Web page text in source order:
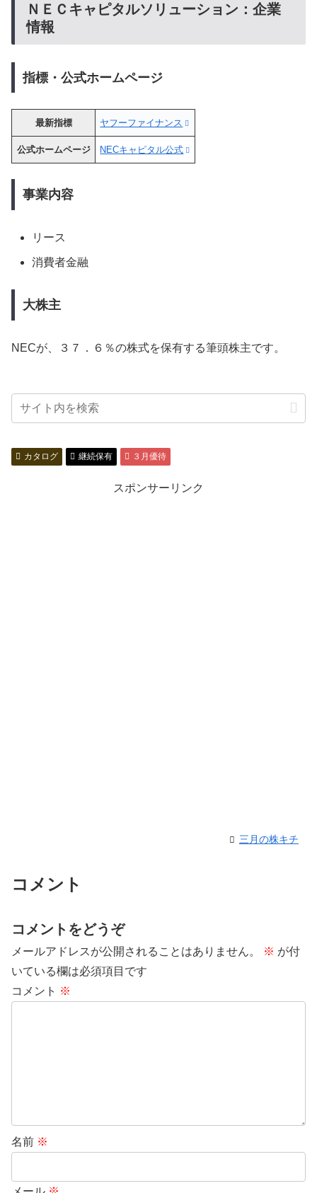
ＮＥＣキャピタルソリューション：企業
情報
指標・公式ホームページ
最新指標 ヤフーファイナンス
公式ホームページ NECキャピタル公式
事業内容
リース
消費者金融
大株主
NECが、３７．６％の株式を保有する筆頭株主です。
カタログ 継続保有 ３月優待
スポンサーリンク
三月の株キチ
コメント
コメントをどうぞ
メールアドレスが公開されることはありません。 ※ が付
いている欄は必須項目です
コメント ※
名前 ※